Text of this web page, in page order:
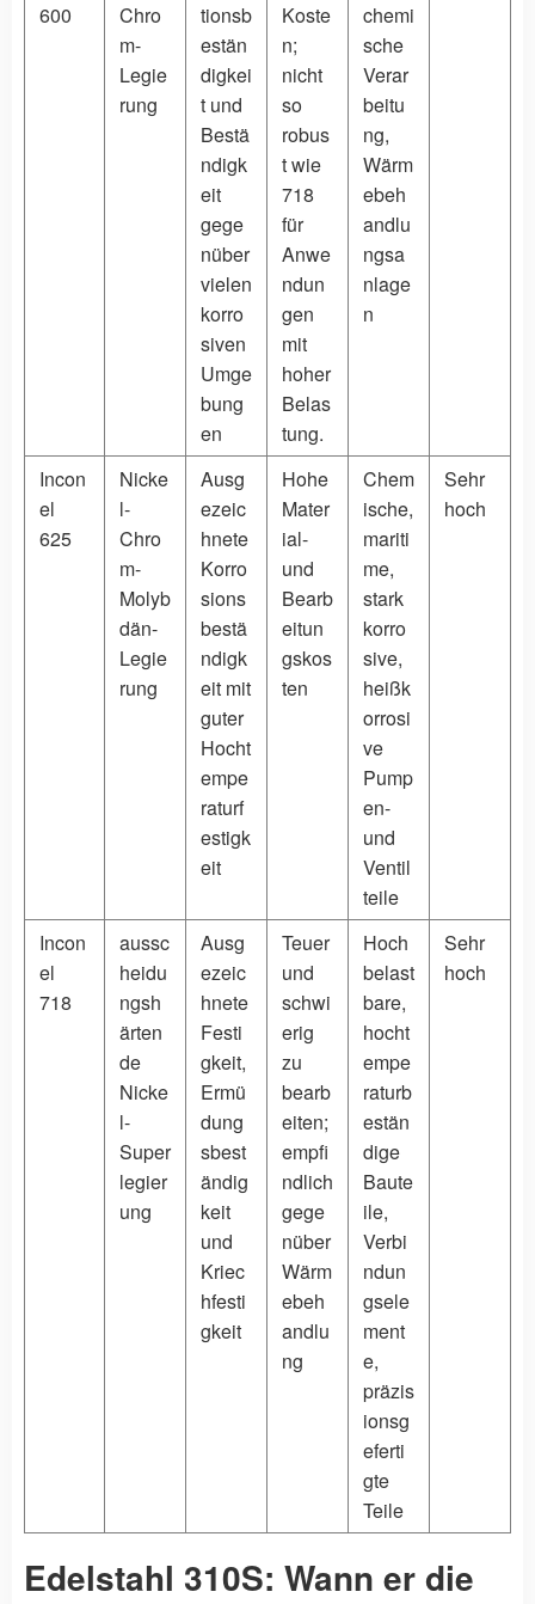
600
Chro
m-
Legie
rung
tionsb
estän
digkei
t und
Bestä
ndigk
eit
gege
nüber
vielen
korro
siven
Umge
bung
en
Koste
n;
nicht
so
robus
t wie
718
für
Anwe
ndun
gen
mit
hoher
Belas
tung.
chemi
sche
Verar
beitu
ng,
Wärm
ebeh
andlu
ngsa
nlage
n
Incon
el
625
Nicke
l-
Chro
m-
Molyb
dän-
Legie
rung
Ausg
ezeic
hnete
Korro
sions
bestä
ndigk
eit mit
guter
Hocht
empe
raturf
estigk
eit
Hohe
Mater
ial-
und
Bearb
eitun
gskos
ten
Chem
ische,
mariti
me,
stark
korro
sive,
heißk
orrosi
ve
Pump
en-
und
Ventil
teile
Sehr
hoch
Incon
el
718
aussc
heidu
ngsh
ärten
de
Nicke
l-
Super
legier
ung
Ausg
ezeic
hnete
Festi
gkeit,
Ermü
dung
sbest
ändig
keit
und
Kriec
hfesti
gkeit
Teuer
und
schwi
erig
zu
bearb
eiten;
empfi
ndlich
gege
nüber
Wärm
ebeh
andlu
ng
Hoch
belast
bare,
hocht
empe
raturb
estän
dige
Baute
ile,
Verbi
ndun
gsele
ment
e,
präzis
ionsg
eferti
gte
Teile
Sehr
hoch
Edelstahl 310S: Wann er die